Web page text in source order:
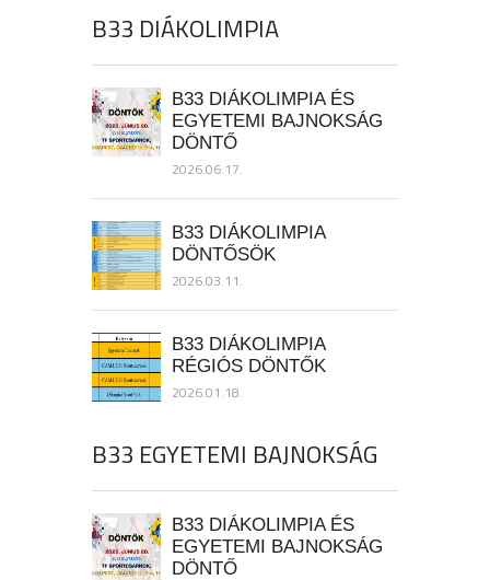
B33 DIÁKOLIMPIA
B33 DIÁKOLIMPIA ÉS
EGYETEMI BAJNOKSÁG
DÖNTŐ
2026.06.17.
B33 DIÁKOLIMPIA
DÖNTŐSÖK
2026.03.11.
B33 DIÁKOLIMPIA
RÉGIÓS DÖNTŐK
2026.01.18.
B33 EGYETEMI BAJNOKSÁG
B33 DIÁKOLIMPIA ÉS
EGYETEMI BAJNOKSÁG
DÖNTŐ